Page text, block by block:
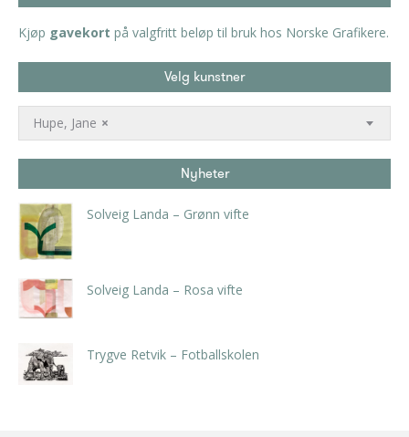
Kjøp gavekort på valgfritt beløp til bruk hos Norske Grafikere.
Velg kunstner
×
Hupe, Jane
Nyheter
Solveig Landa – Grønn vifte
Solveig Landa – Rosa vifte
Trygve Retvik – Fotballskolen